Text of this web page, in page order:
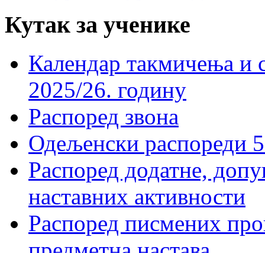
Кутак за ученике
Календар такмичења
2025/26. годину
Распоред звона
Одељенски распореди
Распоред додатне,
наставних активности
Распоред писмених